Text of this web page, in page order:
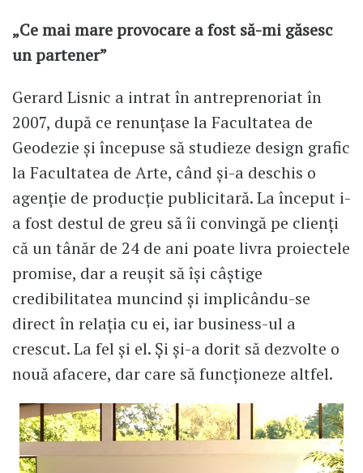
„Ce mai mare provocare a fost să-mi găsesc
un partener”
Gerard Lisnic a intrat în antreprenoriat în
2007, după ce renunțase la Facultatea de
Geodezie și începuse să studieze design grafic
la Facultatea de Arte, când și-a deschis o
agenție de producție publicitară. La început i-
a fost destul de greu să îi convingă pe clienți
că un tânăr de 24 de ani poate livra proiectele
promise, dar a reușit să își câștige
credibilitatea muncind și implicându-se
direct în relația cu ei, iar business-ul a
crescut. La fel și el. Și și-a dorit să dezvolte o
nouă afacere, dar care să funcționeze altfel.